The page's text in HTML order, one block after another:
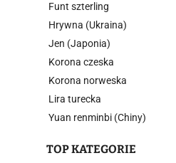
Funt szterling
Hrywna (Ukraina)
Jen (Japonia)
Korona czeska
Korona norweska
Lira turecka
Yuan renminbi (Chiny)
TOP KATEGORIE